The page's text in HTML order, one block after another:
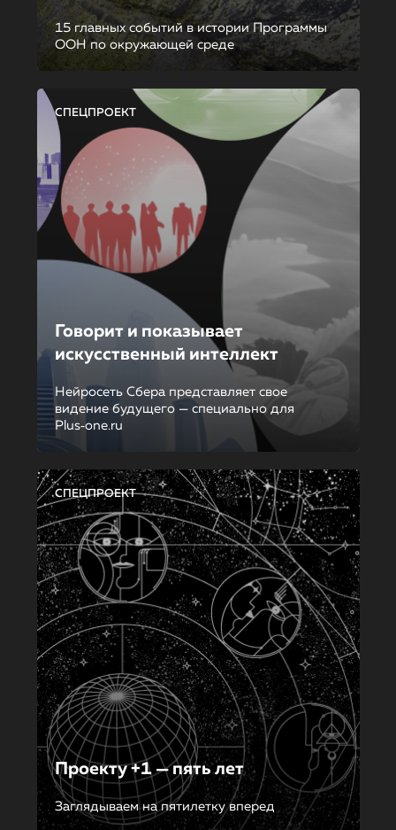
15 главных событий в истории Программы
ООН по окружающей среде
СПЕЦПРОЕКТ
Говорит и показывает
искусственный интеллект
Нейросеть Сбера представляет свое
видение будущего — специально для
Plus‑one.ru
СПЕЦПРОЕКТ
Проекту +1 — пять лет
Заглядываем на пятилетку вперед